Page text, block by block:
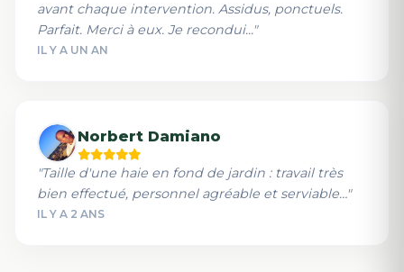
avant chaque intervention. Assidus, ponctuels.
Parfait. Merci à eux. Je recondui..."
IL Y A UN AN
Norbert Damiano
"Taille d'une haie en fond de jardin : travail très
bien effectué, personnel agréable et serviable…"
IL Y A 2 ANS